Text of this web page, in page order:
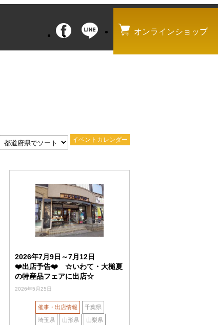
オンラインショップ
イベントカレンダー
2026年7月9日～7月12日
❤️出店予告❤️ ☆いわて・大槌夏
の特産品フェアに出店☆
2026年5月25日
催事・出店情報 千葉県
埼玉県 山形県 山梨県